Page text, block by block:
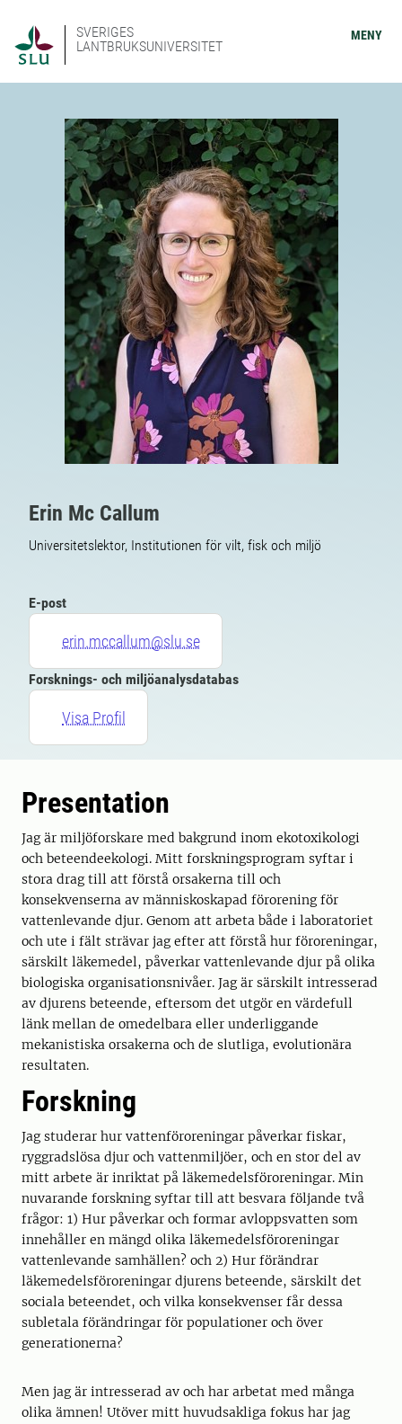
SVERIGES
LANTBRUKSUNIVERSITET
MENY
Erin Mc Callum
Universitetslektor, Institutionen för vilt, fisk och miljö
E-post
erin.mccallum@slu.se
Forsknings- och miljöanalysdatabas
Visa Profil
Presentation
Jag är miljöforskare med bakgrund inom ekotoxikologi
och beteendeekologi. Mitt forskningsprogram syftar i
stora drag till att förstå orsakerna till och
konsekvenserna av människoskapad förorening för
vattenlevande djur. Genom att arbeta både i laboratoriet
och ute i fält strävar jag efter att förstå hur föroreningar,
särskilt läkemedel, påverkar vattenlevande djur på olika
biologiska organisationsnivåer. Jag är särskilt intresserad
av djurens beteende, eftersom det utgör en värdefull
länk mellan de omedelbara eller underliggande
mekanistiska orsakerna och de slutliga, evolutionära
resultaten.
Forskning
Jag studerar hur vattenföroreningar påverkar fiskar,
ryggradslösa djur och vattenmiljöer, och en stor del av
mitt arbete är inriktat på läkemedelsföroreningar. Min
nuvarande forskning syftar till att besvara följande två
frågor: 1) Hur påverkar och formar avloppsvatten som
innehåller en mängd olika läkemedelsföroreningar
vattenlevande samhällen? och 2) Hur förändrar
läkemedelsföroreningar djurens beteende, särskilt det
sociala beteendet, och vilka konsekvenser får dessa
subletala förändringar för populationer och över
generationerna?
Men jag är intresserad av och har arbetat med många
olika ämnen! Utöver mitt huvudsakliga fokus har jag